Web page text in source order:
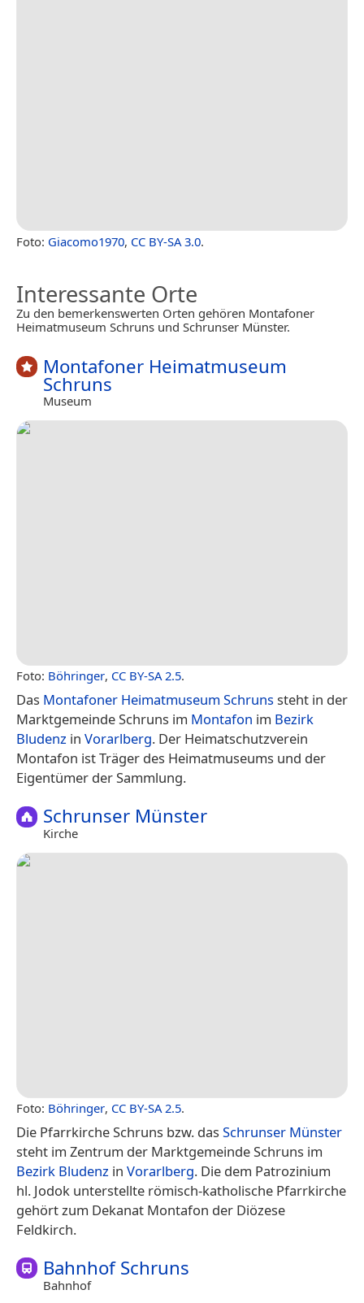
Foto: Giacomo1970, CC BY-SA 3.0.
Interessante Orte
Zu den bemerkenswerten Orten gehören Montafoner
Heimatmuseum Schruns und Schrunser Münster.
Montafoner Heimatmuseum
Schruns
Museum
Foto: Böhringer, CC BY-SA 2.5.
Das Montafoner Heimatmuseum Schrunssteht in der
Marktgemeinde Schruns im Montafon im Bezirk
Bludenz in Vorarlberg. Der Heimatschutzverein
Montafon ist Träger des Heimatmuseums und der
Eigentümer der Sammlung.
Schrunser Münster
Kirche
Foto: Böhringer, CC BY-SA 2.5.
Die Pfarrkirche Schruns bzw. das Schrunser Münster
steht im Zentrum der Marktgemeinde Schruns im
Bezirk Bludenz in Vorarlberg. Die dem Patrozinium
hl. Jodok unterstellte römisch-katholische Pfarrkirche
gehört zum Dekanat Montafon der Diözese
Feldkirch.
Bahnhof Schruns
Bahnhof